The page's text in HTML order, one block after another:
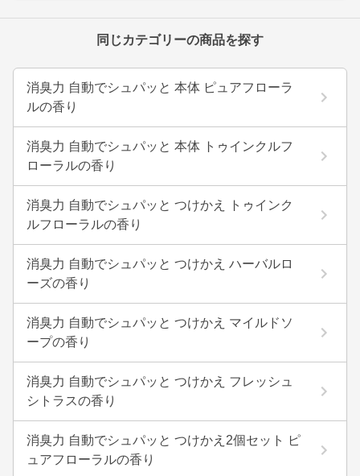
同じカテゴリーの商品を探す
消臭力 自動でシュパッと 本体 ピュアフローラ
ルの香り
消臭力 自動でシュパッと 本体 トゥインクルフ
ローラルの香り
消臭力 自動でシュパッと つけかえ トゥインク
ルフローラルの香り
消臭力 自動でシュパッと つけかえ ハーバルロ
ーズの香り
消臭力 自動でシュパッと つけかえ マイルドソ
ープの香り
消臭力 自動でシュパッと つけかえ フレッシュ
シトラスの香り
消臭力 自動でシュパッと つけかえ2個セット ピ
ュアフローラルの香り